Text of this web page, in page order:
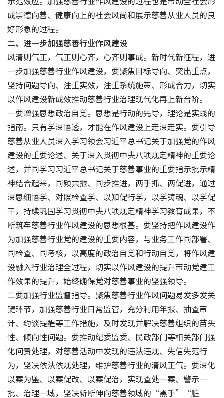
成崇德向善、健康向上的社会风尚和展示慈善从业人员的良
好形象的过程。
二、进一步加强慈善行业作风建设
风清则气正，气正则心齐，心齐则事成。新时代新征程，进
一步加强慈善行业作风建设，要聚焦目标导向、突出重点，
坚持问题导向、注重实效，注重系统施策、形成合力，切实
以作风建设新成效推动慈善行业治理现代化再上新台阶。
一要增强思想政治自觉。思想是行动的先导，理论是实践的
指南。只有学深悟透，才能在作风建设上走深走实。要引导
慈善从业人员深入学习领会习近平总书记关于加强党的作风
建设的重要论述、关于深入贯彻中央八项规定精神的重要论
述，并同学习习近平总书记关于慈善事业的重要指示批示精
神结合起来，同频共振、同步推进，两手抓、两促进，通过
深思细悟学、对照检查学、以知促行学，以学铸魂、以学促
干，持续巩固学习贯彻中央八项规定精神学习教育成果，不
断筑牢慈善行业作风建设的思想根基。要坚持把作风建设作
为加强慈善行业党的建设的重要内容，与业务工作同部署、
同检查、同考核，以高度的政治自觉和行动自觉，将作风建
设融入行业治理全过程，切实以作风建设的提升带动党建工
作效果的提升，始终确保党对慈善事业的坚强领导。
二要加强行业监督指导。聚焦慈善行业作风问题易发多发关
键环节，加强慈善行业日常监管，充分利用年报、抽查审
计、约谈提醒等工作措施，及时发现并解决慈善组织的苗头
性、倾向性问题。要推动纪委监委、民政部门等相关部门强
化问责处理，对慈善活动中发现的违法违规、失信失范行
为，坚决依法依规处理，维护慈善行业的清风正气。要深化
以案为鉴、以案促改、以案促治，实现查处一案、警示一
批、治理一域，坚决斩断伸向慈善领域的“黑手”“脏